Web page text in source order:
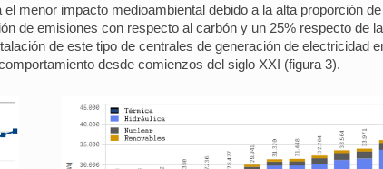
menor impacto medioambiental debido a la alta proporción
de emisiones con respecto al carbón y un 25% respecto de
de este tipo de centrales de generación de electricidad
desde comienzos del siglo XXI (figura 3).